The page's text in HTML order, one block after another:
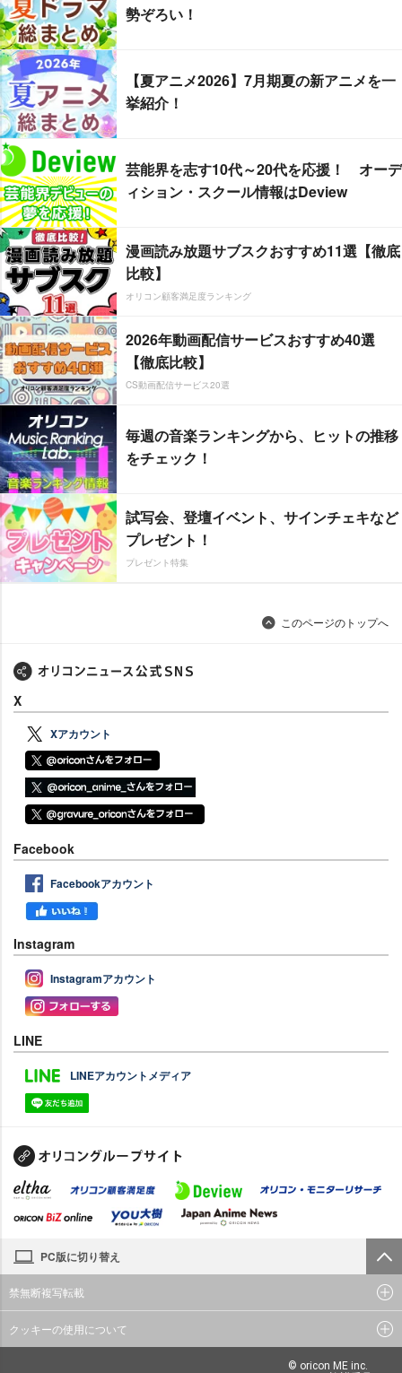
勢ぞろい！
【夏アニメ2026】7月期夏の新アニメを一
挙紹介！
芸能界を志す10代～20代を応援！ オーデ
ィション・スクール情報はDeview
漫画読み放題サブスクおすすめ11選【徹底
比較】
オリコン顧客満足度ランキング
2026年動画配信サービスおすすめ40選
【徹底比較】
CS動画配信サービス20選
毎週の音楽ランキングから、ヒットの推移
をチェック！
試写会、登壇イベント、サインチェキなど
プレゼント！
プレゼント特集
このページのトップへ
X
Xアカウント
Facebook
Facebookアカウント
Instagram
Instagramアカウント
LINE
LINEアカウントメディア
PC版に切り替え
禁無断複写転載
クッキーの使用について
© oricon ME inc.